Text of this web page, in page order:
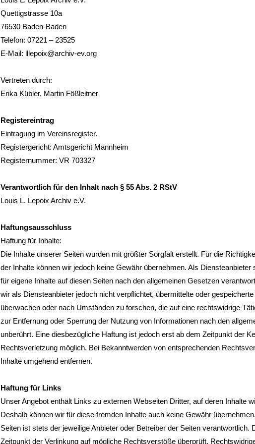
Quettigstrasse 10a
76530 Baden-Baden
Telefon: 07221 – 23525
E-Mail: lllepoix@archiv-ev.org
Vertreten durch:
Erika Kübler, Martin Fößleitner
Registereintrag
Eintragung im Vereinsregister.
Registergericht: Amtsgericht Mannheim
Registernummer: VR 703327
Verantwortlich für den Inhalt nach § 55 Abs. 2 RStV
Louis L. Lepoix Archiv e.V.
Haftungsausschluss
Haftung für Inhalte:
Die Inhalte unserer Seiten wurden mit größter Sorgfalt erstellt. Für die
der Inhalte können wir jedoch keine Gewähr übernehmen. Als
für eigene Inhalte auf diesen Seiten nach den allgemeinen Gesetzen
wir als Diensteanbieter jedoch nicht verpflichtet, übermittelte oder
überwachen oder nach Umständen zu forschen, die auf eine rechtswidrige
zur Entfernung oder Sperrung der Nutzung von Informationen nach den
unberührt. Eine diesbezügliche Haftung ist jedoch erst ab dem Zeitpunkt der
Rechtsverletzung möglich. Bei Bekanntwerden von entsprechenden
Inhalte umgehend entfernen.
Haftung für Links
Unser Angebot enthält Links zu externen Webseiten Dritter, auf deren Inhalte
Deshalb können wir für diese fremden Inhalte auch keine Gewähr
Seiten ist stets der jeweilige Anbieter oder Betreiber der Seiten verantwortlich.
Zeitpunkt der Verlinkung auf mögliche Rechtsverstöße überprüft.